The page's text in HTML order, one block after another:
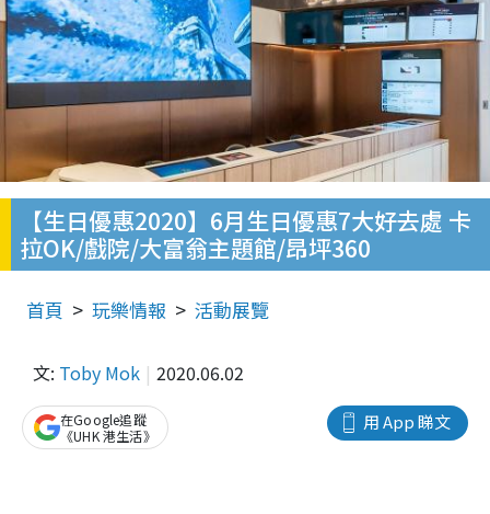
【生日優惠2020】6月生日優惠7大好去處 卡
拉OK/戲院/大富翁主題館/昂坪360
首頁 玩樂情報 活動展覽
文: Toby Mok 2020.06.02
用 App 睇文
在Google追蹤
《UHK 港生活》